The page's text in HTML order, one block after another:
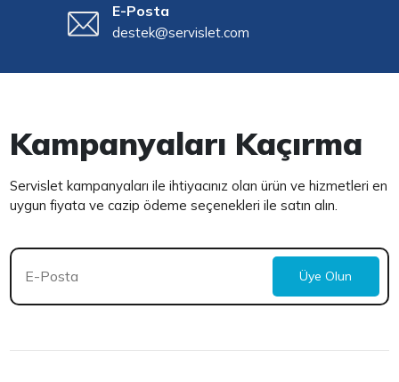
E-Posta
destek@servislet.com
Kampanyaları Kaçırma
Servislet kampanyaları ile ihtiyacınız olan ürün ve hizmetleri en
uygun fiyata ve cazip ödeme seçenekleri ile satın alın.
Üye Olun